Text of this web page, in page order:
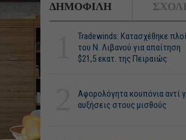
ΔΗΜΟΦΙΛΗ
Tradewinds: Κατασχέθηκε
του Ν. Λιβανού για απαίτηση
$21,5 εκατ. της Πειραιώς
Αφορολόγητα κουπόνια αντί
αυξήσεις στους μισθούς